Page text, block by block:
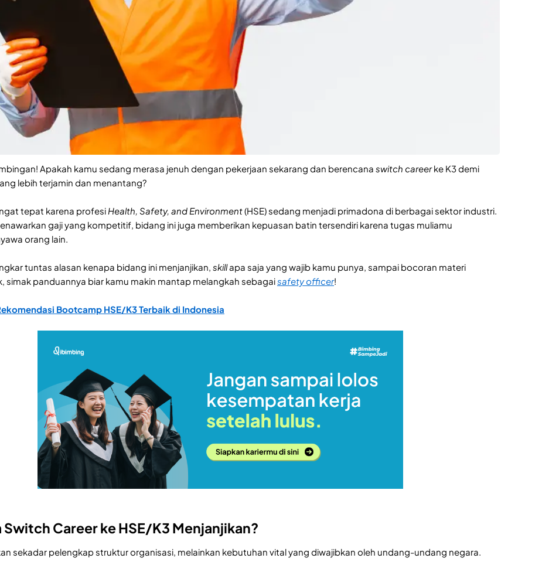
Apakah kamu sedang merasa jenuh dengan pekerjaan sekarang dan berencana switch careerke K3 demi
lebih terjamin dan menantang?
tepat karena profesi Health, Safety, and Environment(HSE) sedang menjadi primadona di berbagai sektor industri.
gaji yang kompetitif, bidang ini juga memberikan kepuasan batin tersendiri karena tugas muliamu
orang lain.
tuntas alasan kenapa bidang ini menjanjikan, skillapa saja yang wajib kamu punya, sampai bocoran materi
simak panduannya biar kamu makin mantap melangkah sebagaisafety officer!
Bootcamp HSE/K3 Terbaik di Indonesia
Switch Career ke HSE/K3 Menjanjikan?
sekadar pelengkap struktur organisasi, melainkan kebutuhan vital yang diwajibkan oleh undang-undang negara.